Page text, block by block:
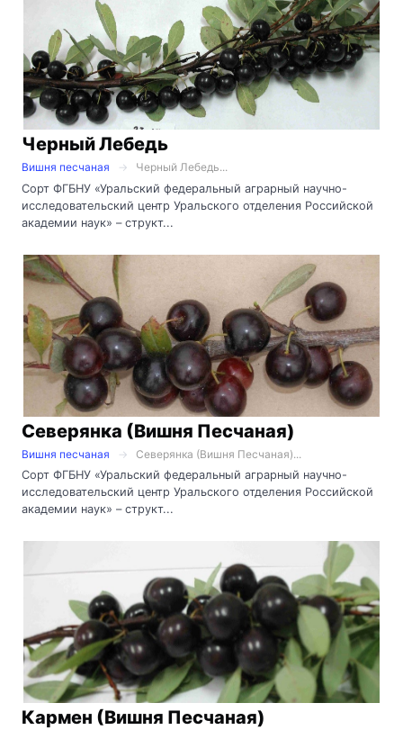
Черный Лебедь
Вишня песчаная
Черный Лебедь...
Сорт ФГБНУ «Уральский федеральный аграрный научно-
исследовательский центр Уральского отделения Российской
академии наук» – структ...
Северянка (Вишня Песчаная)
Вишня песчаная
Северянка (Вишня Песчаная)...
Сорт ФГБНУ «Уральский федеральный аграрный научно-
исследовательский центр Уральского отделения Российской
академии наук» – структ...
Кармен (Вишня Песчаная)